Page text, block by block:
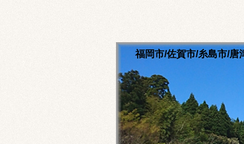
福岡市/佐賀市/糸島市/唐
清流寺霊園のホー
永代供養ご相談く
福岡市内・佐賀市